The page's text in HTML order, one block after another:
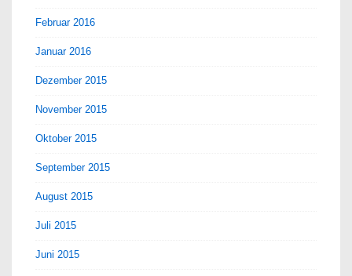
Februar 2016
Januar 2016
Dezember 2015
November 2015
Oktober 2015
September 2015
August 2015
Juli 2015
Juni 2015